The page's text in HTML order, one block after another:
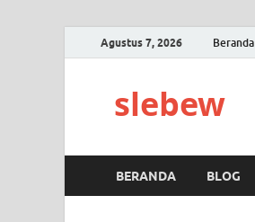
Agustus 7, 2026 Beranda
slebew
BERANDA BLOG